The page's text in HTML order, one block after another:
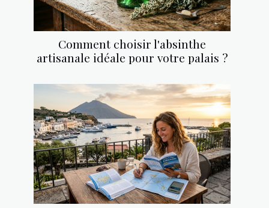
Comment choisir l'absinthe
artisanale idéale pour votre palais ?